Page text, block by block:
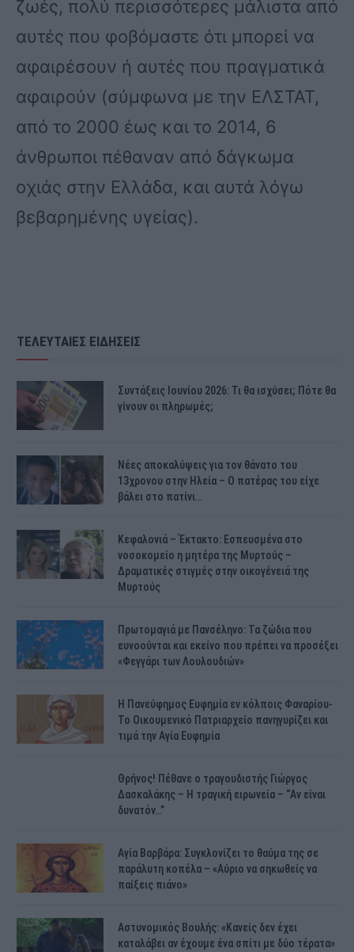
ζωές, πολύ περισσότερες μάλιστα από
αυτές που φοβόμαστε ότι μπορεί να
αφαιρέσουν ή αυτές που πραγματικά
αφαιρούν (σύμφωνα με την ΕΛΣΤΑΤ,
από το 2000 έως και το 2014, 6
άνθρωποι πέθαναν από δάγκωμα
οχιάς στην Ελλάδα, και αυτά λόγω
βεβαρημένης υγείας).
ΤΕΛΕΥΤΑΙΕΣ ΕΙΔΗΣΕΙΣ
Συντάξεις Ιουνίου 2026: Τι θα ισχύσει; Πότε θα
γίνουν οι πληρωμές;
Νέες αποκαλύψεις για τον θάνατο του
13χρονου στην Ηλεία – Ο πατέρας του είχε
βάλει στο πατίνι…
Κεφαλονιά – Έκτακτο: Εσπευσμένα στο
νοσοκομείο η μητέρα της Μυρτούς –
Δραματικές στιγμές στην οικογένειά της
Μυρτούς
Πρωτομαγιά με Πανσέληνο: Τα ζώδια που
ευνοούνται και εκείνο που πρέπει να προσέξει
«Φεγγάρι των Λουλουδιών»
H Πανεύφημος Ευφημία εν κόλποις Φαναρίου-
Το Οικουμενικό Πατριαρχείο πανηγυρίζει και
τιμά την Αγία Ευφημία
Θρήνος! Πέθανε ο τραγουδιστής Γιώργος
Δασκαλάκης – Η τραγική ειρωνεία – “Αν είναι
δυνατόν…”
Αγία Βαρβάρα: Συγκλονίζει το θαύμα της σε
παράλυτη κοπέλα – «Αύριο να σηκωθείς να
παίξεις πιάνο»
Αστυνομικός Bουλής: «Κανείς δεν έχει
καταλάβει αν έχουμε ένα σπίτι με δύο τέρατα»